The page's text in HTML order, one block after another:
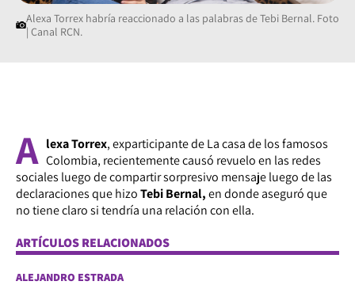
Alexa Torrex habría reaccionado a las palabras de Tebi Bernal. Foto
| Canal RCN.
A lexa Torrex, exparticipante de La casa de los famosos
Colombia, recientemente causó revuelo en las redes
sociales luego de compartir sorpresivo mensaje luego de las
declaraciones que hizoTebi Bernal,en donde aseguró que
no tiene claro si tendría una relación con ella.
ARTÍCULOS RELACIONADOS
ALEJANDRO ESTRADA